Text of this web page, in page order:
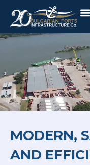
MODERN,
AND